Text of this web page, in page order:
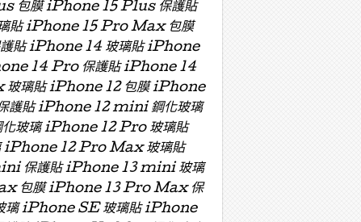
包膜 iPhone 15 Plus 保護貼
貼 iPhone 15 Pro Max 包膜
貼 iPhone 14 玻璃貼 iPhone
14 Pro 保護貼 iPhone 14
璃貼 iPhone 12 包膜 iPhone
護貼 iPhone 12 mini 鋼化玻璃
玻璃 iPhone 12 Pro 玻璃貼
12 Pro Max 玻璃貼
保護貼 iPhone 13 mini 玻璃
包膜 iPhone 13 Pro Max 保
璃 iPhone SE 玻璃貼 iPhone